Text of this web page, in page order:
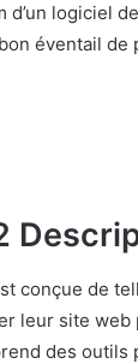
logiciel
éventail de
conçue de
leur site
des outils